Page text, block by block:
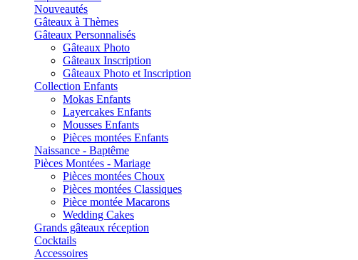
Nouveautés
Gâteaux à Thèmes
Gâteaux Personnalisés
Gâteaux Photo
Gâteaux Inscription
Gâteaux Photo et Inscription
Collection Enfants
Mokas Enfants
Layercakes Enfants
Mousses Enfants
Pièces montées Enfants
Naissance - Baptême
Pièces Montées - Mariage
Pièces montées Choux
Pièces montées Classiques
Pièce montée Macarons
Wedding Cakes
Grands gâteaux réception
Cocktails
Accessoires